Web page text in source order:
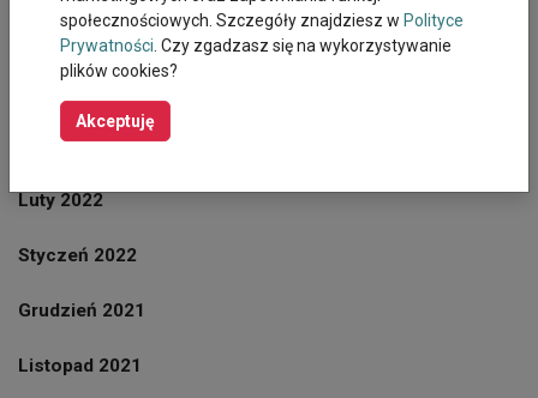
Maj 2022
Marzec 2022
Luty 2022
Styczeń 2022
Grudzień 2021
Listopad 2021
społecznościowych. Szczegóły znajdziesz w Polityce
Prywatności. Czy zgadzasz się na wykorzystywanie
plików cookies?
Akceptuję